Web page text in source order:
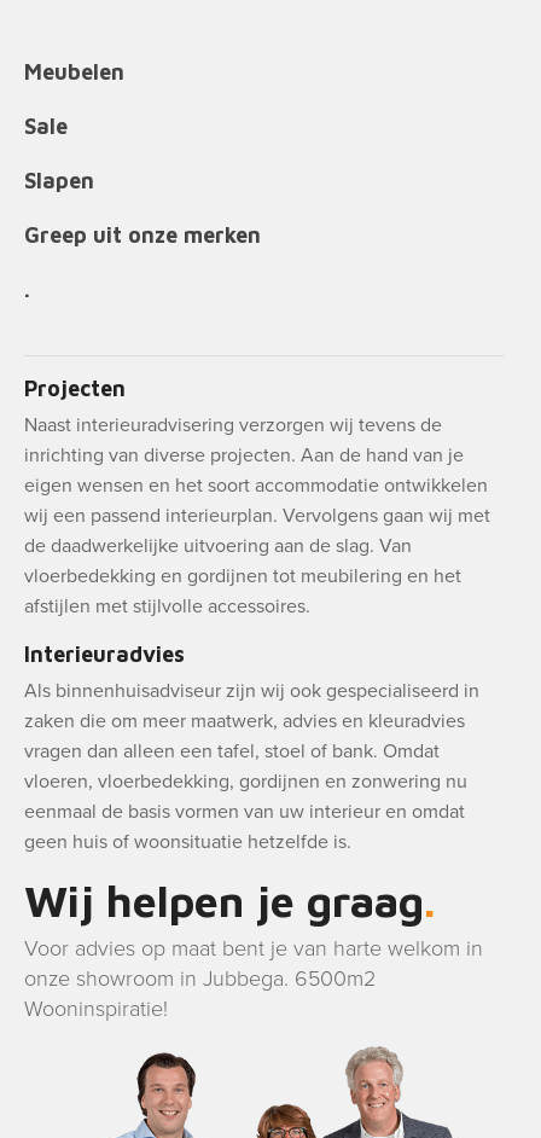
Meubelen
Sale
Slapen
Greep uit onze merken
.
Projecten
Naast interieuradvisering verzorgen wij tevens de
inrichting van diverse projecten. Aan de hand van je
eigen wensen en het soort accommodatie ontwikkelen
wij een passend interieurplan. Vervolgens gaan wij met
de daadwerkelijke uitvoering aan de slag. Van
vloerbedekking en gordijnen tot meubilering en het
afstijlen met stijlvolle accessoires.
Interieuradvies
Als binnenhuisadviseur zijn wij ook gespecialiseerd in
zaken die om meer maatwerk, advies en kleuradvies
vragen dan alleen een tafel, stoel of bank. Omdat
vloeren, vloerbedekking, gordijnen en zonwering nu
eenmaal de basis vormen van uw interieur en omdat
geen huis of woonsituatie hetzelfde is.
Wij helpen je graag
Voor advies op maat bent je van harte welkom in
onze showroom in Jubbega. 6500m2
Wooninspiratie!